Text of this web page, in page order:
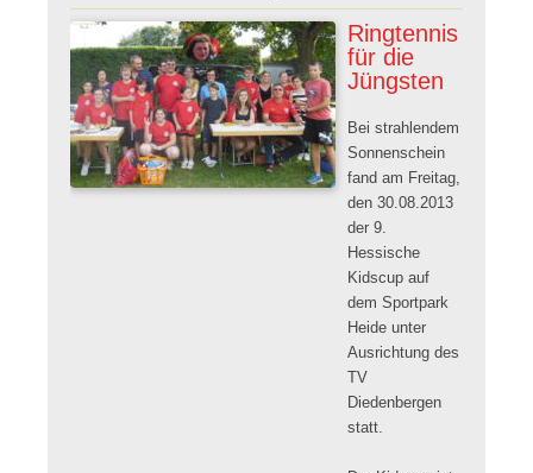
Ringtennis
für die
Jüngsten
Bei strahlendem
Sonnenschein
fand am Freitag,
den 30.08.2013
der 9.
Hessische
Kidscup auf
dem Sportpark
Heide unter
Ausrichtung des
TV
Diedenbergen
statt.